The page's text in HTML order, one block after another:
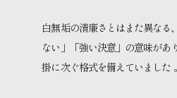
白無垢の清廉さとはまた異なる
ない」「強い決意」の意味があ
掛に次ぐ格式を備えていました 。